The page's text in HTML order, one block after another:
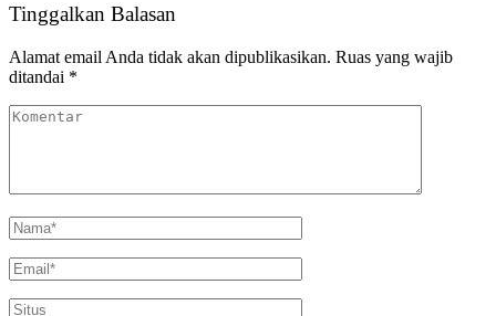
Tinggalkan Balasan
Alamat email Anda tidak akan dipublikasikan. Ruas yang wajib
ditandai *